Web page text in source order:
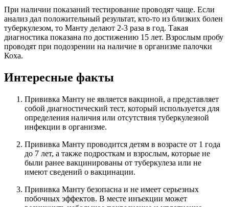
При наличии показаний тестирование проводят чаще. Если
анализ дал положительный результат, кто-то из близких болен
туберкулезом, то Манту делают 2-3 раза в год. Такая
диагностика показана по достижению 15 лет. Взрослым пробу
проводят при подозрении на наличие в организме палочки
Коха.
Интересные факты
Прививка Манту не является вакциной, а представляет
собой диагностический тест, который используется для
определения наличия или отсутствия туберкулезной
инфекции в организме.
Прививка Манту проводится детям в возрасте от 1 года
до 7 лет, а также подросткам и взрослым, которые не
были ранее вакцинированы от туберкулеза или не
имеют сведений о вакцинации.
Прививка Манту безопасна и не имеет серьезных
побочных эффектов. В месте инъекции может